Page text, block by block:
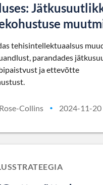
tehisintellektuaalsus
parandades
ja ettevõtte
Collins • 2024-11-20